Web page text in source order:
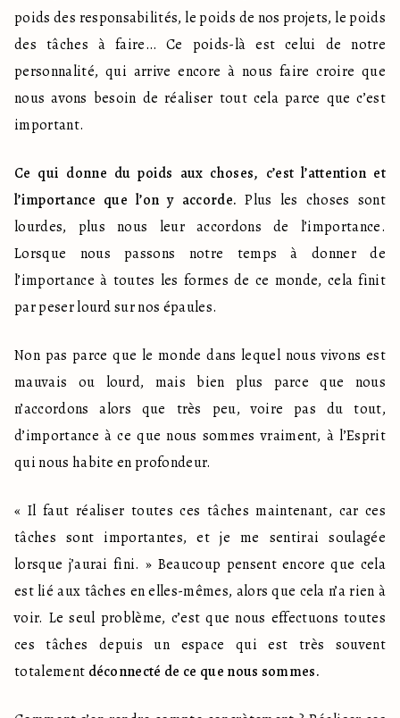
poids des responsabilités, le poids de nos projets, le poids
des tâches à faire… Ce poids-là est celui de notre
personnalité, qui arrive encore à nous faire croire que
nous avons besoin de réaliser tout cela parce que c’est
important.
Ce qui donne du poids aux choses, c’est l’attention et
l’importance que l’on y accorde. Plus les choses sont
lourdes, plus nous leur accordons de l’importance.
Lorsque nous passons notre temps à donner de
l’importance à toutes les formes de ce monde, cela finit
par peser lourd sur nos épaules.
Non pas parce que le monde dans lequel nous vivons est
mauvais ou lourd, mais bien plus parce que nous
n’accordons alors que très peu, voire pas du tout,
d’importance à ce que nous sommes vraiment, à l’Esprit
qui nous habite en profondeur.
« Il faut réaliser toutes ces tâches maintenant, car ces
tâches sont importantes, et je me sentirai soulagée
lorsque j’aurai fini. » Beaucoup pensent encore que cela
est lié aux tâches en elles-mêmes, alors que cela n’a rien à
voir. Le seul problème, c’est que nous effectuons toutes
ces tâches depuis un espace qui est très souvent
totalement déconnecté de ce que nous sommes.